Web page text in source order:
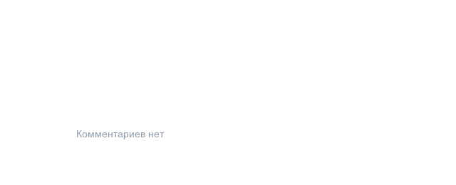
Комментариев нет